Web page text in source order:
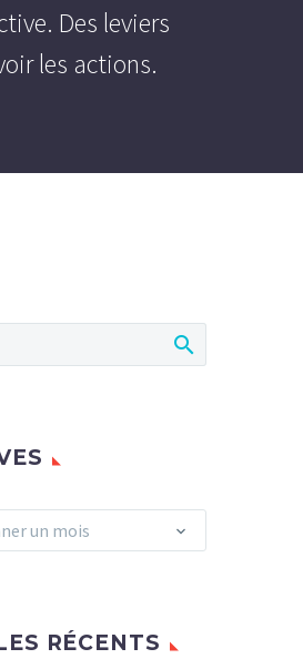
Des leviers
les actions.
un mois
RÉCENTS